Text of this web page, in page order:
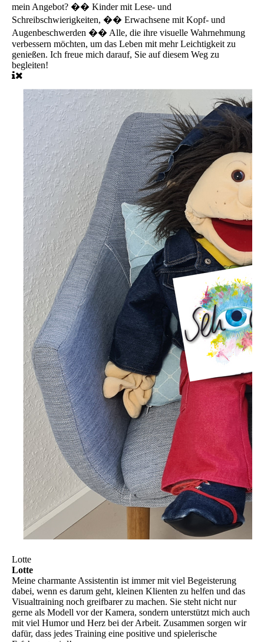
mein Angebot? �� Kinder mit Lese- und
Schreibschwierigkeiten, �� Erwachsene mit Kopf- und
Augenbeschwerden �� Alle, die ihre visuelle Wahrnehmung
verbessern möchten, um das Leben mit mehr Leichtigkeit zu
genießen. Ich freue mich darauf, Sie auf diesem Weg zu
begleiten!
Lotte
Lotte
Meine charmante Assistentin ist immer mit viel Begeisterung
dabei, wenn es darum geht, kleinen Klienten zu helfen und das
Visualtraining noch greifbarer zu machen. Sie steht nicht nur
gerne als Modell vor der Kamera, sondern unterstützt mich auch
mit viel Humor und Herz bei der Arbeit. Zusammen sorgen wir
dafür, dass jedes Training eine positive und spielerische